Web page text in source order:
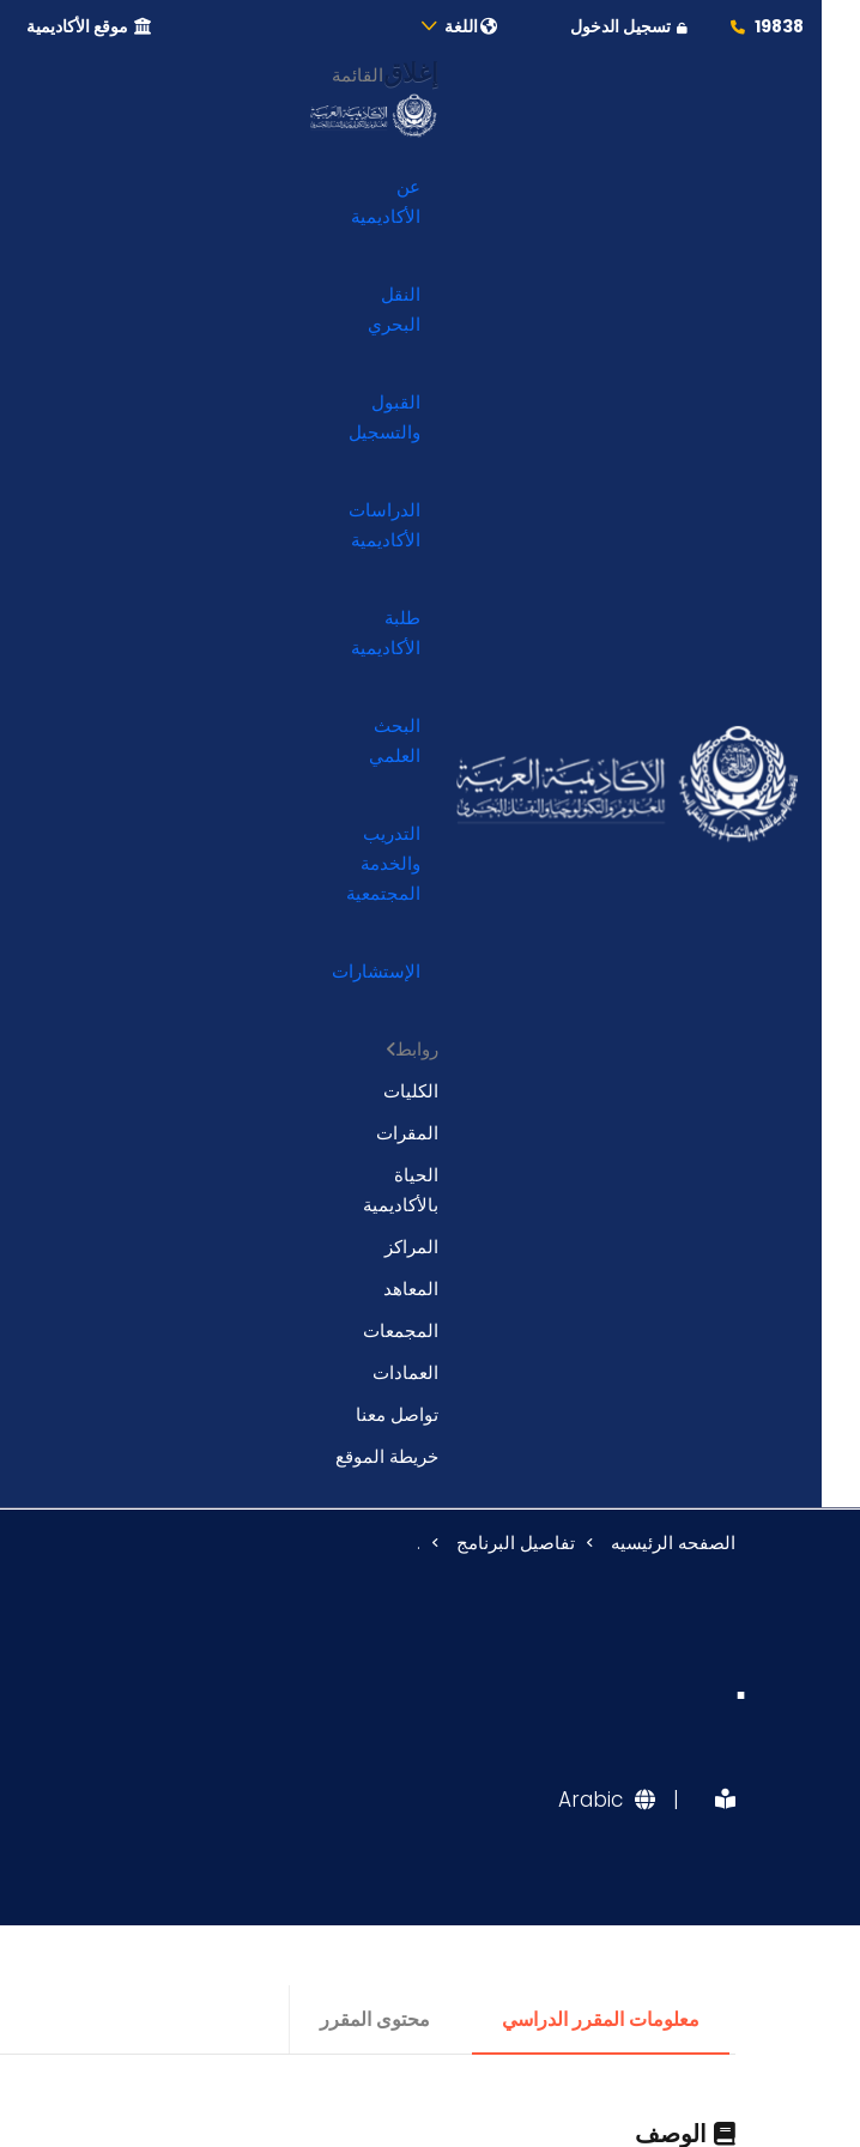
19838 تسجيل الدخول اللغة موقع الأكاديمية
إغلاق القائمة
عن
الأكاديمية
النقل
البحري
القبول
والتسجيل
الدراسات
الأكاديمية
طلبة
الأكاديمية
البحث
العلمي
التدريب
والخدمة
المجتمعية
الإستشارات
روابط
الكليات
المقرات
الحياة
بالأكاديمية
المراكز
المعاهد
المجمعات
العمادات
تواصل معنا
خريطة الموقع
الصفحه الرئيسيه تفاصيل البرنامج .
.
|
Arabic
معلومات المقرر الدراسي محتوى المقرر
الوصف